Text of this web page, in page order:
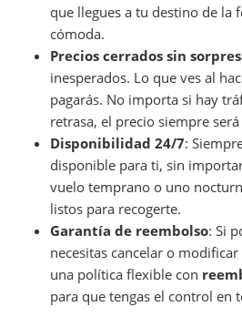
que llegues a tu destino de la
cómoda.
Precios cerrados sin
inesperados. Lo que ves al
pagarás. No importa si hay
retrasa, el precio siempre
Disponibilidad 24/7:
disponible para ti, sin
vuelo temprano o uno
listos para recogerte.
Garantía de reembolso: Si
necesitas cancelar o
una política flexible con
para que tengas el control en